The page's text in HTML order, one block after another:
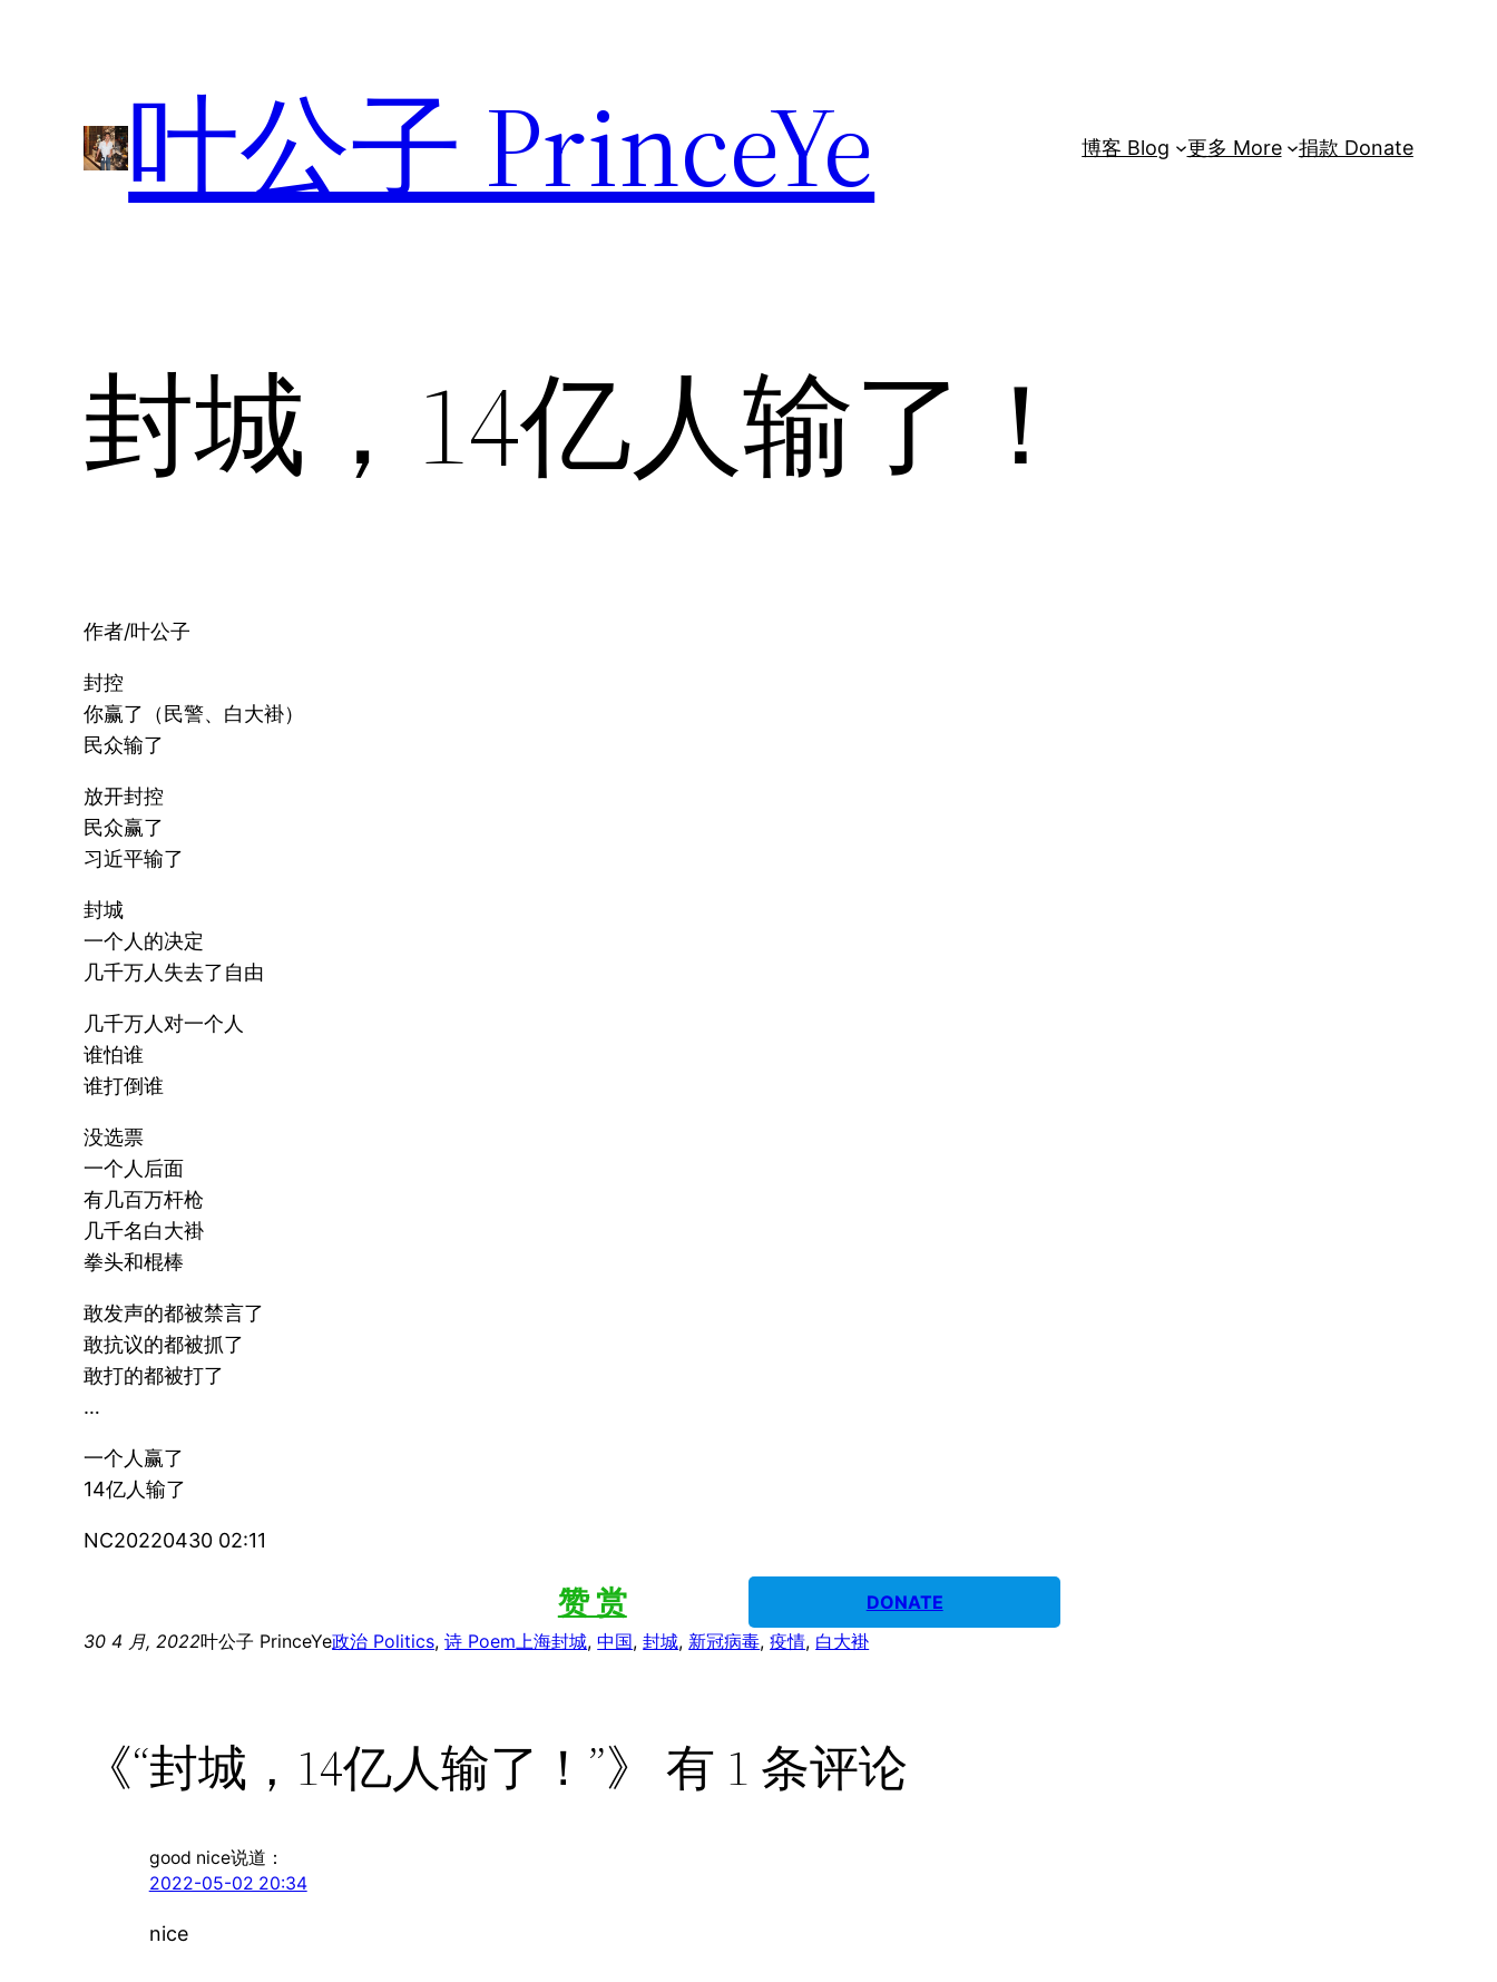
叶公子 PrinceYe 博客 Blog 更多 More 捐款 Donate
封城，14亿人输了！
作者/叶公子
封控
你赢了（民警、白大褂）
民众输了
放开封控
民众赢了
习近平输了
封城
一个人的决定
几千万人失去了自由
几千万人对一个人
谁怕谁
谁打倒谁
没选票
一个人后面
有几百万杆枪
几千名白大褂
拳头和棍棒
敢发声的都被禁言了
敢抗议的都被抓了
敢打的都被打了
…
一个人赢了
14亿人输了
NC20220430 02:11
赞 赏
DONATE
30 4 月, 2022叶公子 PrinceYe政治 Politics, 诗 Poem上海封城, 中国, 封城, 新冠病毒, 疫情, 白大褂
《“封城，14亿人输了！”》 有 1 条评论
good nice说道：
2022-05-02 20:34
nice